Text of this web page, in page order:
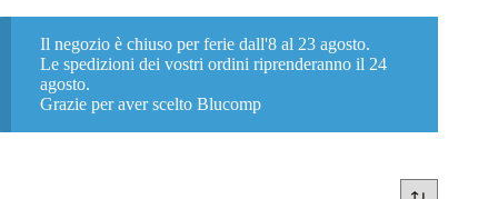
Il negozio è chiuso per ferie dall'8 al 23 agosto.
Le spedizioni dei vostri ordini riprenderanno il 24
agosto.
Grazie per aver scelto Blucomp